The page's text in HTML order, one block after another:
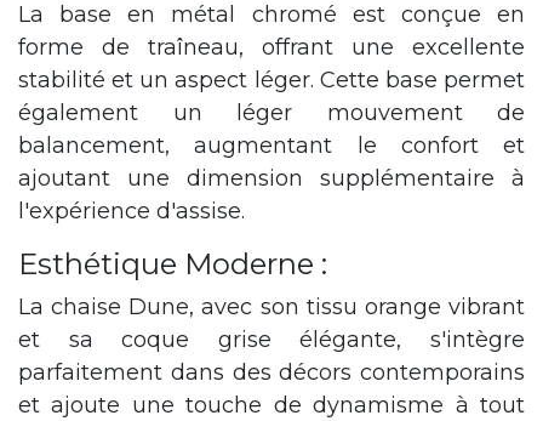
La base en métal chromé est conçue en
forme de traîneau, offrant une excellente
stabilité et un aspect léger. Cette base permet
également un léger mouvement de
balancement, augmentant le confort et
ajoutant une dimension supplémentaire à
l'expérience d'assise.
Esthétique Moderne :
La chaise Dune, avec son tissu orange vibrant
et sa coque grise élégante, s'intègre
parfaitement dans des décors contemporains
et ajoute une touche de dynamisme à tout